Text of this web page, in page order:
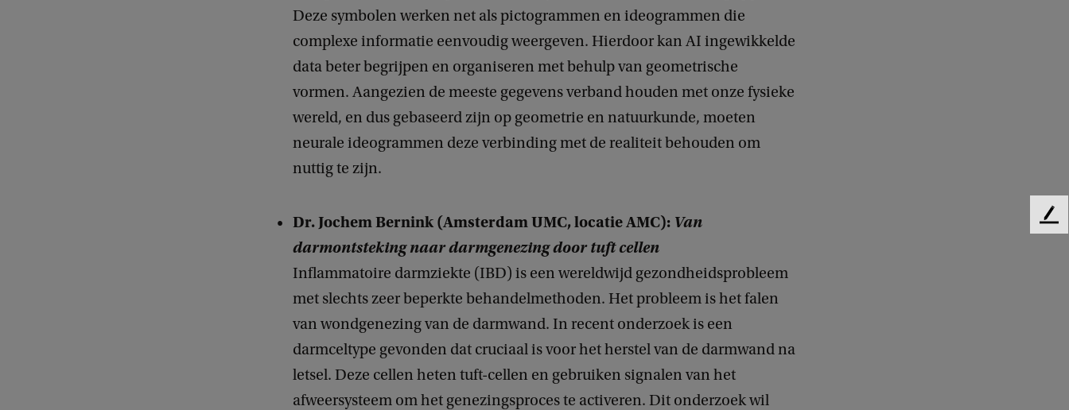
Deze symbolen werken net als pictogrammen en ideogrammen die
complexe informatie eenvoudig weergeven. Hierdoor kan AI ingewikkelde
data beter begrijpen en organiseren met behulp van geometrische
vormen. Aangezien de meeste gegevens verband houden met onze fysieke
wereld, en dus gebaseerd zijn op geometrie en natuurkunde, moeten
neurale ideogrammen deze verbinding met de realiteit behouden om
nuttig te zijn.
Dr. Jochem Bernink (Amsterdam UMC, locatie AMC): Van
darmontsteking naar darmgenezing door tuft cellen
Inflammatoire darmziekte (IBD) is een wereldwijd gezondheidsprobleem
met slechts zeer beperkte behandelmethoden. Het probleem is het falen
van wondgenezing van de darmwand. In recent onderzoek is een
darmceltype gevonden dat cruciaal is voor het herstel van de darmwand na
letsel. Deze cellen heten tuft-cellen en gebruiken signalen van het
afweersysteem om het genezingsproces te activeren. Dit onderzoek wil
F